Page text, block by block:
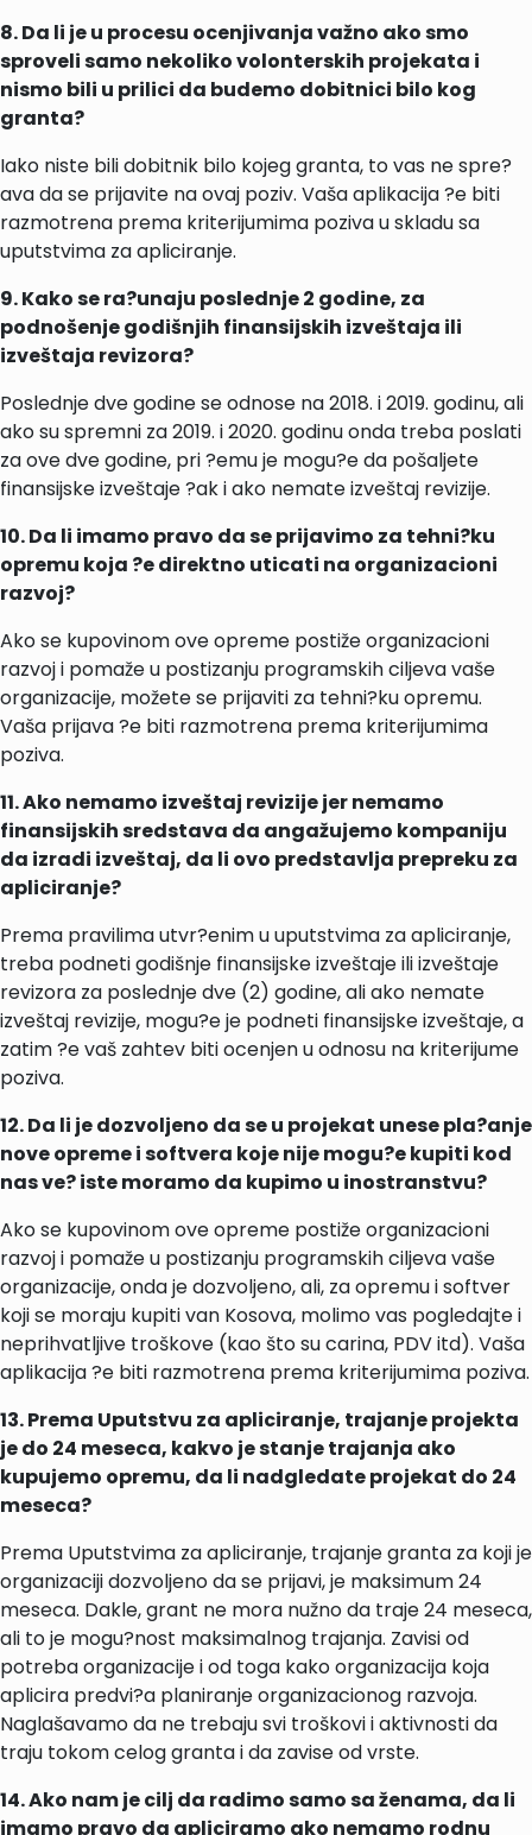
8. Da li je u procesu ocenjivanja važno ako smo
sproveli samo nekoliko volonterskih projekata i
nismo bili u prilici da budemo dobitnici bilo kog
granta?
Iako niste bili dobitnik bilo kojeg granta, to vas ne spre?
ava da se prijavite na ovaj poziv. Vaša aplikacija ?e biti
razmotrena prema kriterijumima poziva u skladu sa
uputstvima za apliciranje.
9. Kako se ra?unaju poslednje 2 godine, za
podnošenje godišnjih finansijskih izveštaja ili
izveštaja revizora?
Poslednje dve godine se odnose na 2018. i 2019. godinu, ali
ako su spremni za 2019. i 2020. godinu onda treba poslati
za ove dve godine, pri ?emu je mogu?e da pošaljete
finansijske izveštaje ?ak i ako nemate izveštaj revizije.
10. Da li imamo pravo da se prijavimo za tehni?ku
opremu koja ?e direktno uticati na organizacioni
razvoj?
Ako se kupovinom ove opreme postiže organizacioni
razvoj i pomaže u postizanju programskih ciljeva vaše
organizacije, možete se prijaviti za tehni?ku opremu.
Vaša prijava ?e biti razmotrena prema kriterijumima
poziva.
11. Ako nemamo izveštaj revizije jer nemamo
finansijskih sredstava da angažujemo kompaniju
da izradi izveštaj, da li ovo predstavlja prepreku za
apliciranje?
Prema pravilima utvr?enim u uputstvima za apliciranje,
treba podneti godišnje finansijske izveštaje ili izveštaje
revizora za poslednje dve (2) godine, ali ako nemate
izveštaj revizije, mogu?e je podneti finansijske izveštaje, a
zatim ?e vaš zahtev biti ocenjen u odnosu na kriterijume
poziva.
12. Da li je dozvoljeno da se u projekat unese pla?anje
nove opreme i softvera koje nije mogu?e kupiti kod
nas ve? iste moramo da kupimo u inostranstvu?
Ako se kupovinom ove opreme postiže organizacioni
razvoj i pomaže u postizanju programskih ciljeva vaše
organizacije, onda je dozvoljeno, ali, za opremu i softver
koji se moraju kupiti van Kosova, molimo vas pogledajte i
neprihvatljive troškove (kao što su carina, PDV itd). Vaša
aplikacija ?e biti razmotrena prema kriterijumima poziva.
13. Prema Uputstvu za apliciranje, trajanje projekta
je do 24 meseca, kakvo je stanje trajanja ako
kupujemo opremu, da li nadgledate projekat do 24
meseca?
Prema Uputstvima za apliciranje, trajanje granta za koji je
organizaciji dozvoljeno da se prijavi, je maksimum 24
meseca. Dakle, grant ne mora nužno da traje 24 meseca,
ali to je mogu?nost maksimalnog trajanja. Zavisi od
potreba organizacije i od toga kako organizacija koja
aplicira predvi?a planiranje organizacionog razvoja.
Naglašavamo da ne trebaju svi troškovi i aktivnosti da
traju tokom celog granta i da zavise od vrste.
14. Ako nam je cilj da radimo samo sa ženama, da li
imamo pravo da apliciramo ako nemamo rodnu